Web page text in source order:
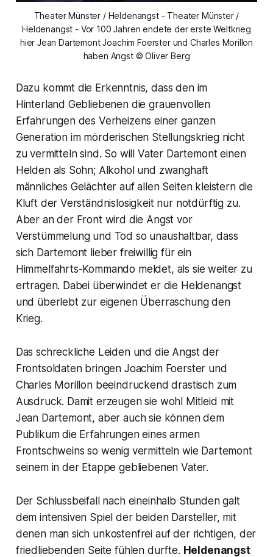
Theater Münster / Heldenangst - Theater Münster /
Heldenangst - Vor 100 Jahren endete der erste Weltkrieg
hier Jean Dartemont Joachim Foerster und Charles Morillon
haben Angst © Oliver Berg
Dazu kommt die Erkenntnis, dass den im
Hinterland Gebliebenen die grauenvollen
Erfahrungen des Verheizens einer ganzen
Generation im mörderischen Stellungskrieg nicht
zu vermitteln sind. So will Vater Dartemont einen
Helden als Sohn; Alkohol und zwanghaft
männliches Gelächter auf allen Seiten kleistern die
Kluft der Verständnislosigkeit nur notdürftig zu.
Aber an der Front wird die Angst vor
Verstümmelung und Tod so unaushaltbar, dass
sich Dartemont lieber freiwillig für ein
Himmelfahrts-Kommando meldet, als sie weiter zu
ertragen. Dabei überwindet er die Heldenangst
und überlebt zur eigenen Überraschung den
Krieg.
Das schreckliche Leiden und die Angst der
Frontsoldaten bringen Joachim Foerster und
Charles Morillon beeindruckend drastisch zum
Ausdruck. Damit erzeugen sie wohl Mitleid mit
Jean Dartemont, aber auch sie können dem
Publikum die Erfahrungen eines armen
Frontschweins so wenig vermitteln wie Dartemont
seinem in der Etappe gebliebenen Vater.
Der Schlussbeifall nach eineinhalb Stunden galt
dem intensiven Spiel der beiden Darsteller, mit
denen man sich unkostenfrei auf der richtigen, der
friedliebenden Seite fühlen durfte. Heldenangst